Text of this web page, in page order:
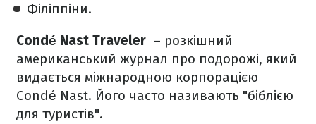
Філіппіни.
Condé Nast Traveler – розкішний
американський журнал про подорожі, який
видається міжнародною корпорацією
Condé Nast. Його часто називають "біблією
для туристів".